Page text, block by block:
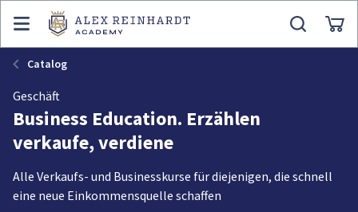
Catalog
Geschäft
Business Education. Erzählen
verkaufe, verdiene
Alle Verkaufs- und Businesskurse für diejenigen, die schnell
eine neue Einkommensquelle schaffen